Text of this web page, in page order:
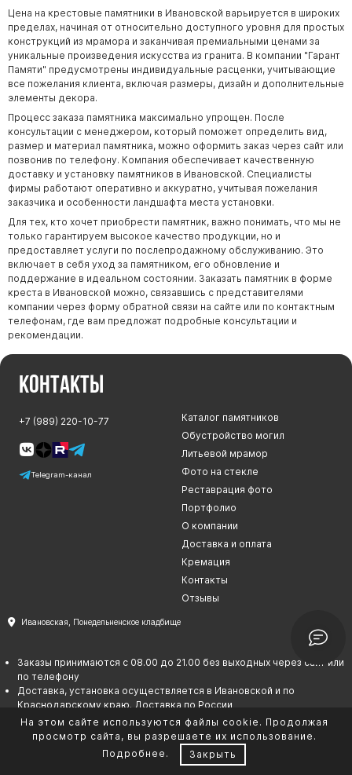
Цена на крестовые памятники в Ивановской варьируется в широких
пределах, начиная от относительно доступного уровня для простых
конструкций из мрамора и заканчивая премиальными ценами за
уникальные произведения искусства из гранита. В компании "Гарант
Памяти" предусмотрены индивидуальные расценки, учитывающие
все пожелания клиента, включая размеры, дизайн и дополнительные
элементы декора.
Процесс заказа памятника максимально упрощен. После
консультации с менеджером, который поможет определить вид,
размер и материал памятника, можно оформить заказ через сайт или
позвонив по телефону. Компания обеспечивает качественную
доставку и установку памятников в Ивановской. Специалисты
фирмы работают оперативно и аккуратно, учитывая пожелания
заказчика и особенности ландшафта места установки.
Для тех, кто хочет приобрести памятник, важно понимать, что мы не
только гарантируем высокое качество продукции, но и
предоставляет услуги по послепродажному обслуживанию. Это
включает в себя уход за памятником, его обновление и
поддержание в идеальном состоянии. Заказать памятник в форме
креста в Ивановской можно, связавшись с представителями
компании через форму обратной связи на сайте или по контактным
телефонам, где вам предложат подробные консультации и
рекомендации.
Контакты
+7 (989) 220-10-77
Telegram-канал
Каталог памятников
Обустройство могил
Литьевой мрамор
Фото на стекле
Реставрация фото
Портфолио
О компании
Доставка и оплата
Кремация
Контакты
Отзывы
Ивановская, Понедельненское кладбище
Заказы принимаются с 08.00 до 21.00 без выходных через сайт или
по телефону
Доставка, установка осуществляется в Ивановской и по
Краснодарскому краю. Доставка по России
Сайт и все данные на нем не является публичной офертой
Согласие на обработку персональных данных
Политика в отношении обработки персональных данных
На этом сайте используются файлы cookie. Продолжая
просмотр сайта, вы разрешаете их использование.
Подробнее . Закрыть